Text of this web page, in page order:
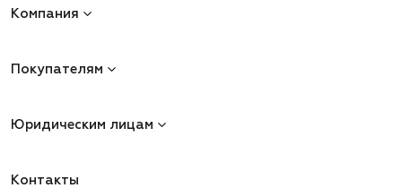
Компания
Покупателям
Юридическим лицам
Контакты